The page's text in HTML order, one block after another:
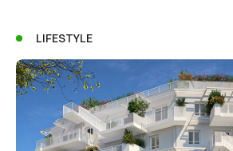
LIFESTYLE